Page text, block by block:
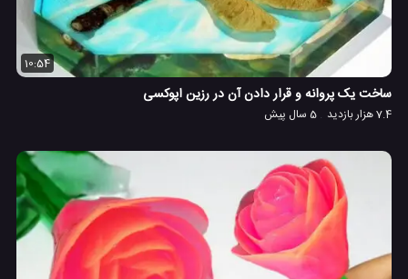
10:54
ساخت یک پروانه و قرار دادن آن در رزین اپوکسی
7.4 هزار بازدید 5 سال پیش